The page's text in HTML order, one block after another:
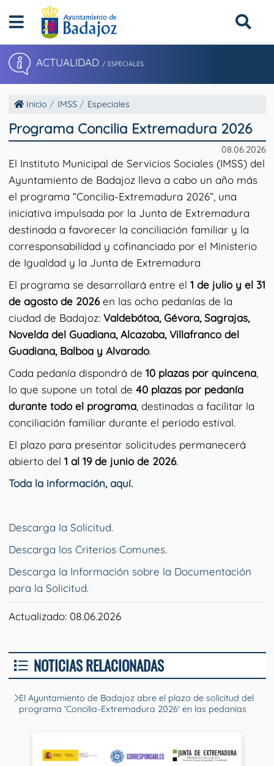
ACTUALIDAD / ESPECIALES
Inicio IMSS Especiales
Programa Concilia Extremadura 2026
08.06.2026
El Instituto Municipal de Servicios Sociales (IMSS) del
Ayuntamiento de Badajoz lleva a cabo un año más
el programa “Concilia-Extremadura 2026”, una
iniciativa impulsada por la Junta de Extremadura
destinada a favorecer la conciliación familiar y la
corresponsabilidad y cofinanciado por el Ministerio
de Igualdad y la Junta de Extremadura
El programa se desarrollará entre el 1 de julio y el 31
de agosto de 2026en las ocho pedanías de la
ciudad de Badajoz: Valdebótoa, Gévora, Sagrajas,
Novelda del Guadiana, Alcazaba, Villafranco del
Guadiana, Balboa y Alvarado.
Cada pedanía dispondrá de 10 plazas por quincena,
lo que supone un total de 40 plazas por pedanía
durante todo el programa, destinadas a facilitar la
conciliación familiar durante el periodo estival.
El plazo para presentar solicitudes permanecerá
abierto del 1 al 19 de junio de 2026.
Toda la información, aquí.
Descarga la Solicitud.
Descarga los Criterios Comunes.
Descarga la Información sobre la Documentación
para la Solicitud.
Actualizado: 08.06.2026
NOTICIAS RELACIONADAS
El Ayuntamiento de Badajoz abre el plazo de solicitud del
programa 'Concilia-Extremadura 2026' en las pedanías